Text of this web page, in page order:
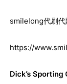
smilelong代刷代
https://
Dick’s Sporting